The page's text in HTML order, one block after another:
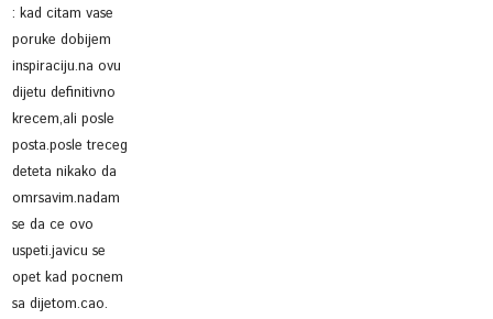
:kad citam vase
poruke dobijem
inspiraciju.na ovu
dijetu definitivno
krecem,ali posle
posta.posle treceg
deteta nikako da
omrsavim.nadam
se da ce ovo
uspeti.javicu se
opet kad pocnem
sa dijetom.cao.